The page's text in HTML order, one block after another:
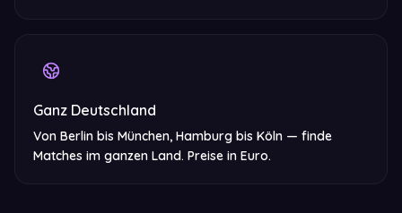
Ganz Deutschland
Von Berlin bis München, Hamburg bis Köln — finde
Matches im ganzen Land. Preise in Euro.